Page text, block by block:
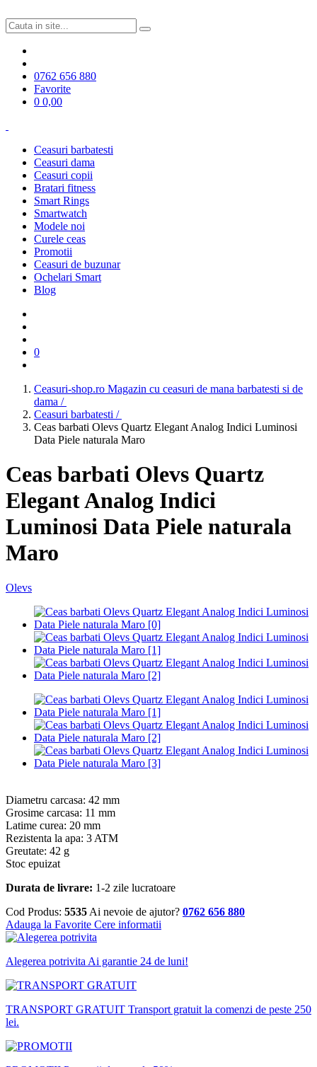
0762 656 880
Favorite
0 0,00
Ceasuri barbatesti
Ceasuri dama
Ceasuri copii
Bratari fitness
Smart Rings
Smartwatch
Modele noi
Curele ceas
Promotii
Ceasuri de buzunar
Ochelari Smart
Blog
0
Ceasuri-shop.ro Magazin cu ceasuri de mana barbatesti si de
dama /
Ceasuri barbatesti /
Ceas barbati Olevs Quartz Elegant Analog Indici Luminosi
Data Piele naturala Maro
Ceas barbati Olevs Quartz
Elegant Analog Indici
Luminosi Data Piele naturala
Maro
Olevs
Diametru carcasa: 42 mm
Grosime carcasa: 11 mm
Latime curea: 20 mm
Rezistenta la apa: 3 ATM
Greutate: 42 g
Stoc epuizat
Durata de livrare: 1-2 zile lucratoare
Cod Produs: 5535 Ai nevoie de ajutor? 0762 656 880
Adauga la Favorite Cere informatii
Alegerea potrivita Ai garantie 24 de luni!
TRANSPORT GRATUIT Transport gratuit la comenzi de peste 250
lei.